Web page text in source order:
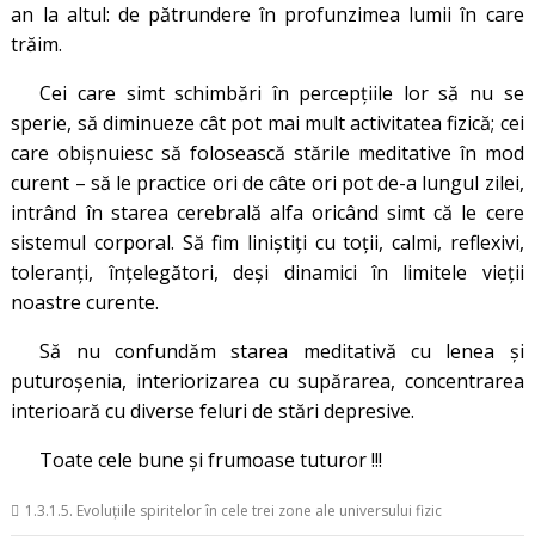
an la altul: de pătrundere în profunzimea lumii în care
trăim.
Cei care simt schimbări în percepțiile lor să nu se
sperie, să diminueze cât pot mai mult activitatea fizică; cei
care obișnuiesc să folosească stările meditative în mod
curent – să le practice ori de câte ori pot de-a lungul zilei,
intrând în starea cerebrală alfa oricând simt că le cere
sistemul corporal. Să fim liniștiți cu toții, calmi, reflexivi,
toleranți, înțelegători, deși dinamici în limitele vieții
noastre curente.
Să nu confundăm starea meditativă cu lenea și
puturoșenia, interiorizarea cu supărarea, concentrarea
interioară cu diverse feluri de stări depresive.
Toate cele bune și frumoase tuturor !!!
1.3.1.5. Evoluțiile spiritelor în cele trei zone ale universului fizic